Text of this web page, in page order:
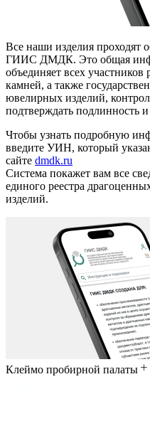
Все наши изделия проходят
ГИИС ДМДК. Это общая
объединяет всех
камней, а также
ювелирных изделий,
подтверждать подлинность
Чтобы узнать подробную
введите УИН, который
сайте dmdk.ru
Система покажет вам все
единого реестра
изделий.
Клеймо пробирной палаты